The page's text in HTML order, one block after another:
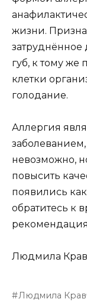
жизни.
затруднённое
губ, к тому же
клетки
голодание.
Аллергия
невозможно,
повысить
появились
обратитесь к
Людмила
Людмила